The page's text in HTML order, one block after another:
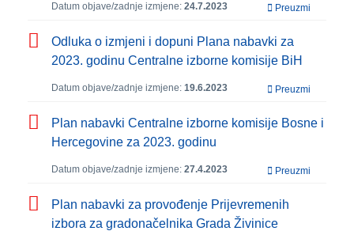
Datum objave/zadnje izmjene: 24.7.2023 Preuzmi
Odluka o izmjeni i dopuni Plana nabavki za
2023. godinu Centralne izborne komisije BiH
Datum objave/zadnje izmjene: 19.6.2023 Preuzmi
Plan nabavki Centralne izborne komisije Bosne i
Hercegovine za 2023. godinu
Datum objave/zadnje izmjene: 27.4.2023 Preuzmi
Plan nabavki za provođenje Prijevremenih
izbora za gradonačelnika Grada Živinice